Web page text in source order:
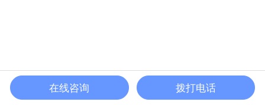
首页 联系
在线咨询 拨打电话